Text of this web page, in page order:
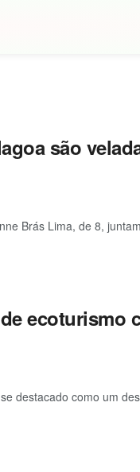
são
Brás Lima, de 8,
ecoturismo
destacado como um